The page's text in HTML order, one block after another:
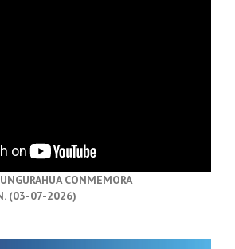
CONMEMORA
(03-07-2026)